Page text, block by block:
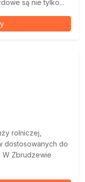
są nie tylko...
rolniczej,
dostosowanych do
Zbrudzewie